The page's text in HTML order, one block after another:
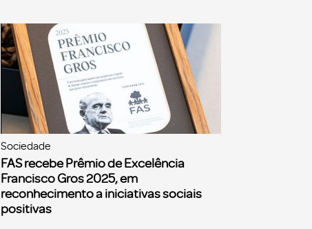
Sociedade
FAS recebe Prêmio de Excelência
Francisco Gros 2025, em
reconhecimento a iniciativas sociais
positivas